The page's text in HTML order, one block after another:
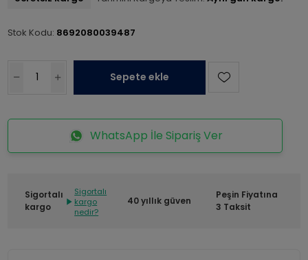
Stok Kodu: 8692080039487
Sepete ekle
WhatsApp İle Sipariş Ver
Sigortalı
kargo
Sigortalı
kargo
nedir?
40 yıllık güven
Peşin Fiyatına
3 Taksit